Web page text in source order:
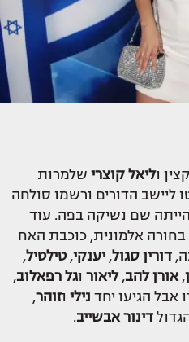
וליאל קוצרי שלמרות
ליישב הדורים ורשמו סולחה
שם נשיקה בפה. עוד
אלמונית, כוכבת האח
דורין סגול, יענקי,טילטיל,
, אורן להב,ליאור וגל רפאלוב,
אבל הגיעו יחד נילי וזוהר,
דינור אבשייב.